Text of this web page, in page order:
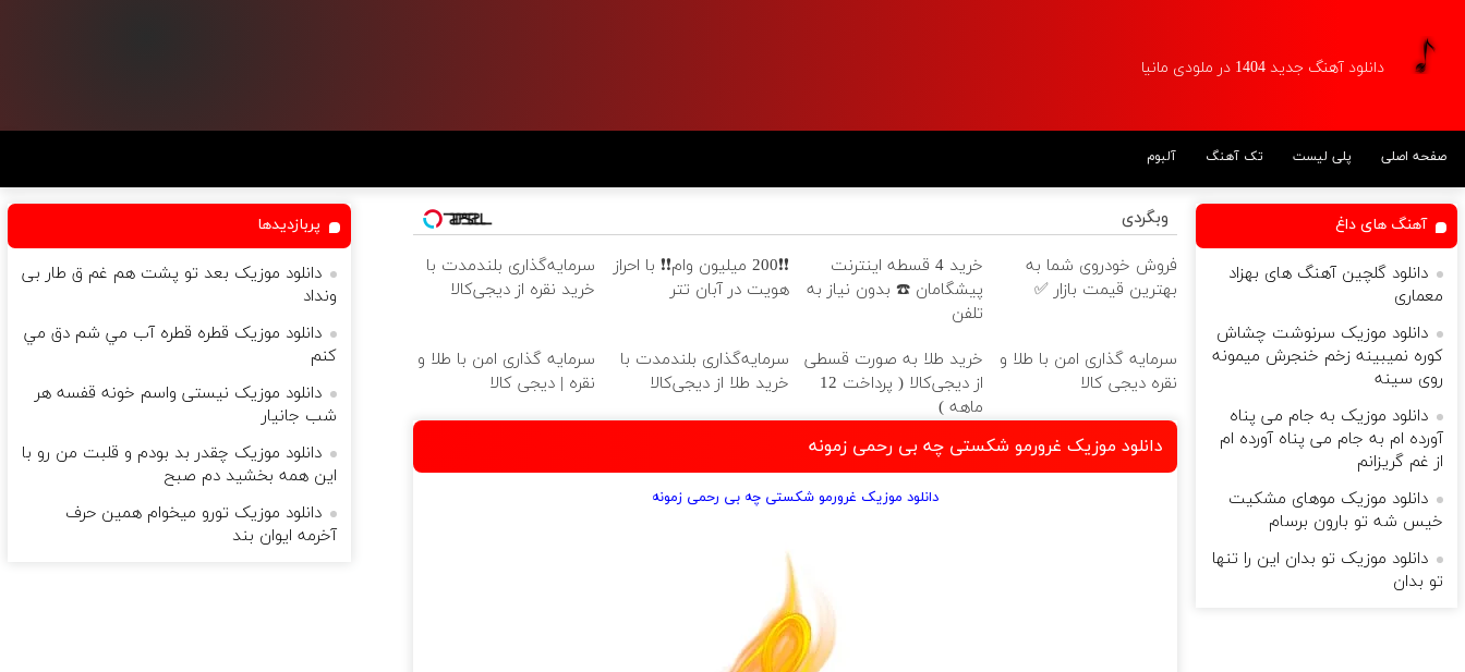
دانلود آهنگ جدید 1404 در ملودی مانیا
صفحه اصلی پلی لیست تک آهنگ آلبوم
وبگردی
فروش خودروی شما به
بهترین قیمت بازار ✅
خرید 4 قسطه اینترنت
پیشگامان ☎️ بدون نیاز به
تلفن
❗❗200 میلیون وام❗❗ با احراز
هویت در آبان تتر
سرمایه‌گذاری بلندمدت با
خرید نقره از دیجی‌کالا
سرمایه گذاری امن با طلا و
نقره دیجی کالا
خرید طلا به صورت قسطی
از دیجی‌کالا ( پرداخت 12
ماهه )
سرمایه‌گذاری بلندمدت با
خرید طلا از دیجی‌کالا
سرمایه گذاری امن با طلا و
نقره | دیجی کالا
دانلود موزیک غرورمو شکستی چه بی رحمی زمونه
دانلود موزیک غرورمو شکستی چه بی رحمی زمونه
آهنگ های داغ
دانلود گلچین آهنگ های بهزاد
معماری
دانلود موزیک سرنوشت چشاش
کوره نمیبینه زخم خنجرش میمونه
روی سینه
دانلود موزیک به جام می پناه
آورده ام به جام می پناه آورده ام
از غم گریزانم
دانلود موزیک موهای مشکیت
خیس شه تو بارون برسام
دانلود موزیک تو بدان این را تنها
تو بدان
پربازدیدها
دانلود موزیک بعد تو پشت هم غم ق طار بی
ونداد
دانلود موزیک قطره قطره آب مي شم دق مي
كنم
دانلود موزیک نیستی واسم خونه قفسه هر
شب جانیار
دانلود موزیک چقدر بد بودم و قلبت من رو با
این همه بخشید دم صبح
دانلود موزیک تورو میخوام همین حرف
آخرمه ایوان بند